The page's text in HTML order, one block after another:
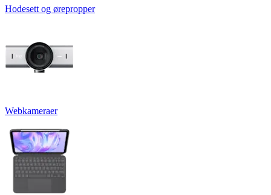
Hodesett og ørepropper
Webkameraer